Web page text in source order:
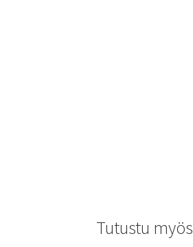
Tutustu myös